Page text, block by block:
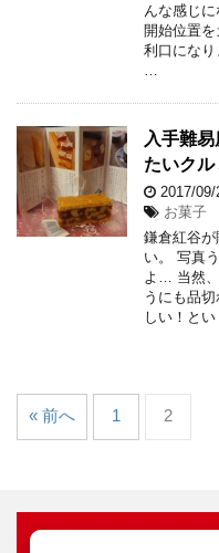
んな感じ
開始位置
利口にな
入手難
たいク
2017/09/
お菓子
鎌倉紅谷
い。 写真
よ… 当然
うにも品
しい！とい
« 前へ 1 2